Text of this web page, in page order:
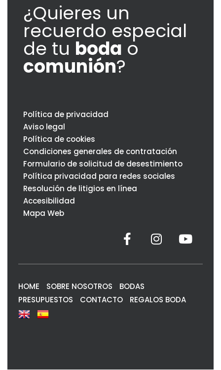
¿Quieres un
recuerdo especial
de tu boda o
comunión?
Política de privacidad
Aviso legal
Política de cookies
Condiciones generales de contratación
Formulario de solicitud de desestimiento
Política privacidad para redes sociales
Resolución de litigios en línea
Accesibilidad
Mapa Web
HOME SOBRE NOSOTROS
BODAS
PRESUPUESTOS
CONTACTO REGALOS BODA